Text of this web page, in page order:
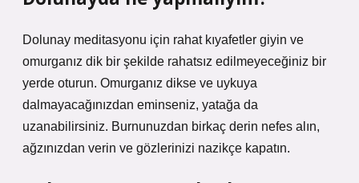
Dolunay meditasyonu için rahat kıyafetler giyin ve
omurganız dik bir şekilde rahatsız edilmeyeceğiniz bir
yerde oturun. Omurganız dikse ve uykuya
dalmayacağınızdan eminseniz, yatağa da
uzanabilirsiniz. Burnunuzdan birkaç derin nefes alın,
ağzınızdan verin ve gözlerinizi nazikçe kapatın.